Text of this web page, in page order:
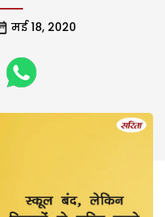
मई 18, 2020